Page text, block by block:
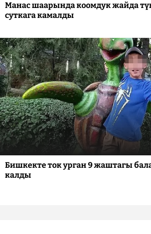
Манас шаарында коомдук жайда
суткага камалды
Бишкекте ток урган 9 жаштагы
калды